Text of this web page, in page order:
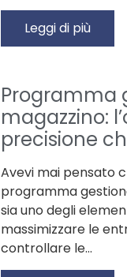
Leggi di più
Programma
magazzino:
precisione
Avevi mai pensato
programma
sia uno degli
massimizzare le
controllare le…